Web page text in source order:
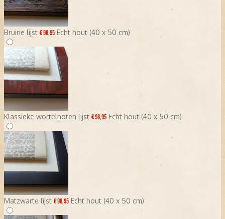
Bruine lijst € 98,95 Echt hout (40 x 50 cm)
Klassieke wortelnoten lijst € 98,95 Echt hout (40 x 50 cm)
Matzwarte lijst € 98,95 Echt hout (40 x 50 cm)